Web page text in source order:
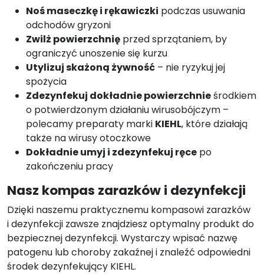
Noś maseczkę i rękawiczki podczas usuwania
odchodów gryzoni
Zwilż powierzchnię przed sprzątaniem, by
ograniczyć unoszenie się kurzu
Utylizuj skażoną żywność – nie ryzykuj jej
spożycia
Zdezynfekuj dokładnie powierzchnieśrodkiem
o potwierdzonym działaniu wirusobójczym –
polecamy preparaty marki KIEHL, które działają
także na wirusy otoczkowe
Dokładnie umyj i zdezynfekuj ręce po
zakończeniu pracy
Nasz kompas zarazków i dezynfekcji
Dzięki naszemu praktycznemu kompasowi zarazków
i dezynfekcji zawsze znajdziesz optymalny produkt do
bezpiecznej dezynfekcji. Wystarczy wpisać nazwę
patogenu lub choroby zakaźnej i znaleźć odpowiedni
środek dezynfekujący KIEHL.